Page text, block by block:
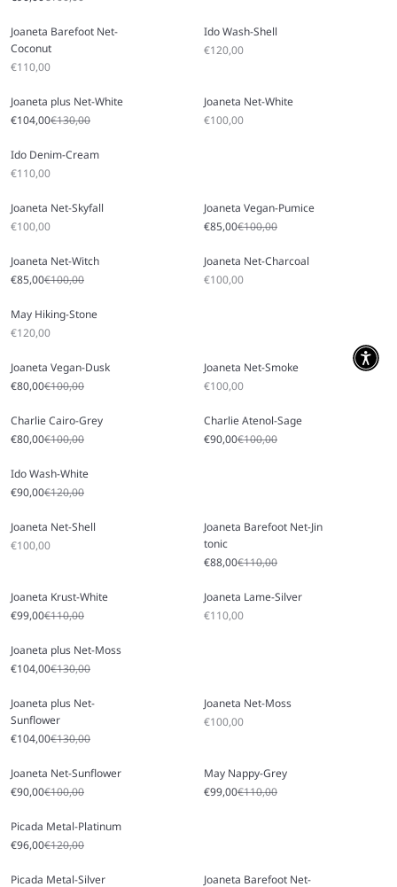
Joaneta Barefoot Net-
Coconut
Angebot
€110,00
Ido Wash-Shell
Angebot
€120,00
Joaneta plus Net-White
Angebot
€104,00Regulärer Preis
€130,00
Joaneta Net-White
Angebot
€100,00
Ido Denim-Cream
Angebot
€110,00
Joaneta Net-Skyfall
Angebot
€100,00
Joaneta Vegan-Pumice
Angebot
€85,00Regulärer Preis
€100,00
Joaneta Net-Witch
Angebot
€85,00Regulärer Preis
€100,00
Joaneta Net-Charcoal
Angebot
€100,00
May Hiking-Stone
Angebot
€120,00
Joaneta Vegan-Dusk
Angebot
€80,00Regulärer Preis
€100,00
Joaneta Net-Smoke
Angebot
€100,00
Charlie Cairo-Grey
Angebot
€80,00Regulärer Preis
€100,00
Charlie Atenol-Sage
Angebot
€90,00Regulärer Preis
€100,00
Ido Wash-White
Angebot
€90,00Regulärer Preis
€120,00
Joaneta Net-Shell
Angebot
€100,00
Joaneta Barefoot Net-Jin
tonic
Angebot
€88,00Regulärer Preis
€110,00
Joaneta Krust-White
Angebot
€99,00Regulärer Preis
€110,00
Joaneta Lame-Silver
Angebot
€110,00
Joaneta plus Net-Moss
Angebot
€104,00Regulärer Preis
€130,00
Joaneta plus Net-
Sunflower
Angebot
€104,00Regulärer Preis
€130,00
Joaneta Net-Moss
Angebot
€100,00
Joaneta Net-Sunflower
Angebot
€90,00Regulärer Preis
€100,00
May Nappy-Grey
Angebot
€99,00Regulärer Preis
€110,00
Picada Metal-Platinum
Angebot
€96,00Regulärer Preis
€120,00
Picada Metal-Silver
Joaneta Barefoot Net-